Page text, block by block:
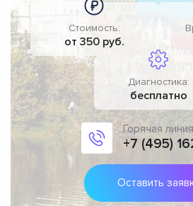
Стоимость:
от 350 руб.
Диагностика:
бесплатно
Горячая
+7 (495)
Оставить